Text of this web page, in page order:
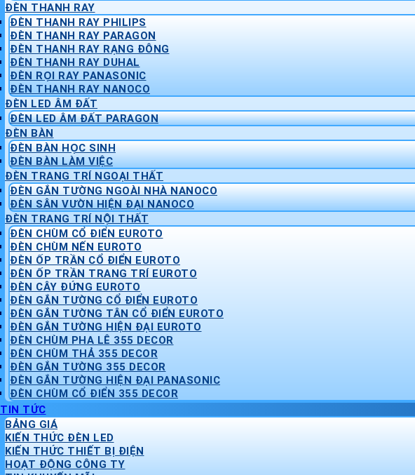
ĐÈN THANH RAY
ĐÈN THANH RAY PHILIPS
ĐÈN THANH RAY PARAGON
ĐÈN THANH RAY RẠNG ĐÔNG
ĐÈN THANH RAY DUHAL
ĐÈN RỌI RAY PANASONIC
ĐÈN THANH RAY NANOCO
ĐÈN LED ÂM ĐẤT
ĐÈN LED ÂM ĐẤT PARAGON
ĐÈN BÀN
ĐÈN BÀN HỌC SINH
ĐÈN BÀN LÀM VIỆC
ĐÈN TRANG TRÍ NGOẠI THẤT
ĐÈN GẮN TƯỜNG NGOÀI NHÀ NANOCO
ĐÈN SÂN VƯỜN HIỆN ĐẠI NANOCO
ĐÈN TRANG TRÍ NỘI THẤT
ĐÈN CHÙM CỔ ĐIỂN EUROTO
ĐÈN CHÙM NẾN EUROTO
ĐÈN ỐP TRẦN CỔ ĐIỂN EUROTO
ĐÈN ỐP TRẦN TRANG TRÍ EUROTO
ĐÈN CÂY ĐỨNG EUROTO
ĐÈN GẮN TƯỜNG CỔ ĐIỂN EUROTO
ĐÈN GẮN TƯỜNG TÂN CỔ ĐIỂN EUROTO
ĐÈN GẮN TƯỜNG HIỆN ĐẠI EUROTO
ĐÈN CHÙM PHA LÊ 355 DECOR
ĐÈN CHÙM THẢ 355 DECOR
ĐÈN GẮN TƯỜNG 355 DECOR
ĐÈN GẮN TƯỜNG HIỆN ĐẠI PANASONIC
ĐÈN CHÙM CỔ ĐIỂN 355 DECOR
TIN TỨC
BẢNG GIÁ
KIẾN THỨC ĐÈN LED
KIẾN THỨC THIẾT BỊ ĐIỆN
HOẠT ĐỘNG CÔNG TY